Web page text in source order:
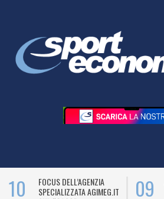
10
FOCUS DELL’AGENZIA
SPECIALIZZATA AGIMEG.IT
09